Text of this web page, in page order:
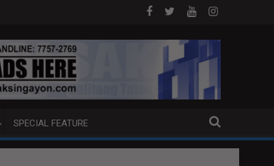
ANG EXTRADITION REQUEST NG U.S. LABAN KAY QUIBOLOY
MAHIGIT P21-M HALAGANG
SPECIAL FEATURE